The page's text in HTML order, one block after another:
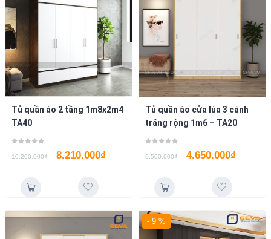
Tủ quần áo 2 tầng 1m8x2m4
TA40
10.200.000₫ 8.210.000₫
Tủ quần áo cửa lùa 3 cánh
trắng rộng 1m6 – TA20
6.500.000₫ 4.650.000₫
- 9 %